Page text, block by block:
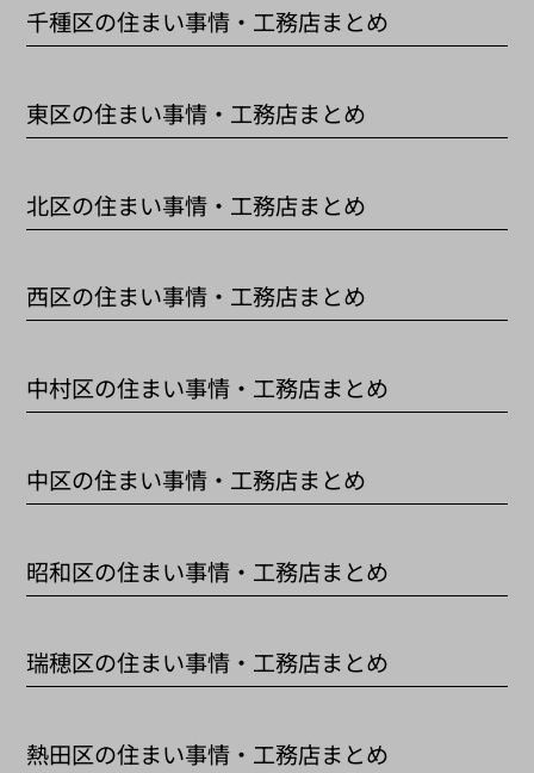
千種区の住まい事情・工務店まとめ
東区の住まい事情・工務店まとめ
北区の住まい事情・工務店まとめ
西区の住まい事情・工務店まとめ
中村区の住まい事情・工務店まとめ
中区の住まい事情・工務店まとめ
昭和区の住まい事情・工務店まとめ
瑞穂区の住まい事情・工務店まとめ
熱田区の住まい事情・工務店まとめ